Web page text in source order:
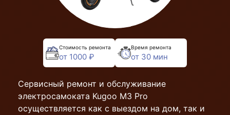
Стоимость ремонта
от 1000 ₽
Время ремонта
от 30 мин
Сервисный ремонт и обслуживание
электросамоката Kugoo M3 Pro
осуществляется как с выездом на дом, так и